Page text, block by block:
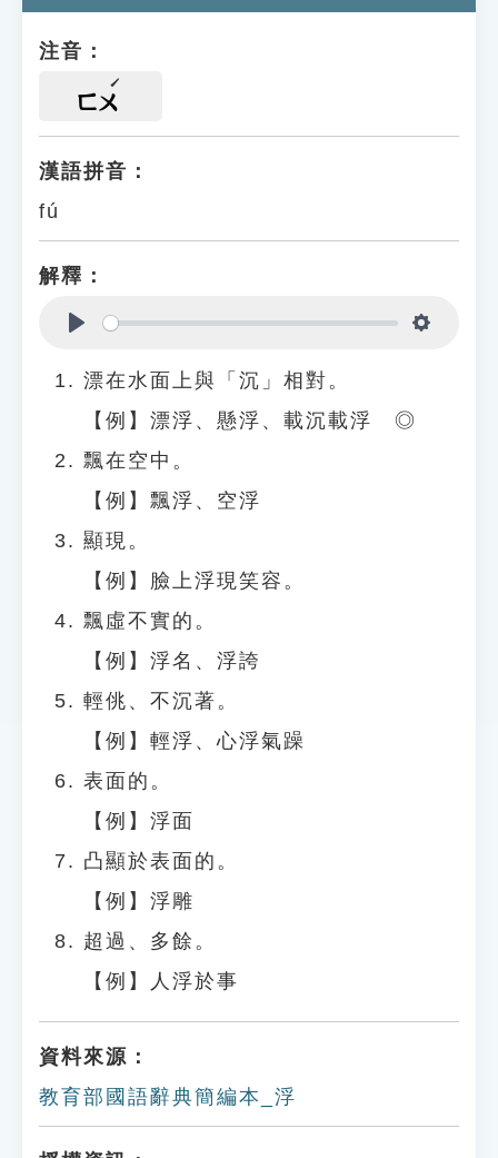
注音：
ㄈㄨ
漢語拼音：
fú
解釋：
漂在水面上與「沉」相對。
【例】漂浮、懸浮、載沉載浮 ◎
飄在空中。
【例】飄浮、空浮
顯現。
【例】臉上浮現笑容。
飄虛不實的。
【例】浮名、浮誇
輕佻、不沉著。
【例】輕浮、心浮氣躁
表面的。
【例】浮面
凸顯於表面的。
【例】浮雕
超過、多餘。
【例】人浮於事
資料來源：
教育部國語辭典簡編本_浮